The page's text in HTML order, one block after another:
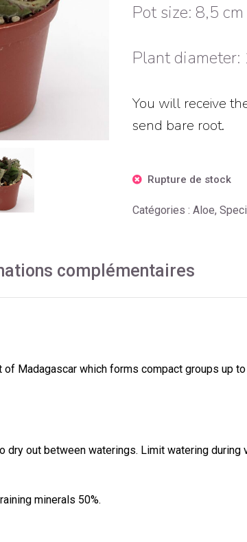
Pot size: 8,5 cm
Plant diameter:
You will receive
send bare root.
Rupture de stock
Catégories :Aloe,
complémentaires
Madagascar which forms compact groups up
dry out between waterings. Limit watering during
minerals 50%.